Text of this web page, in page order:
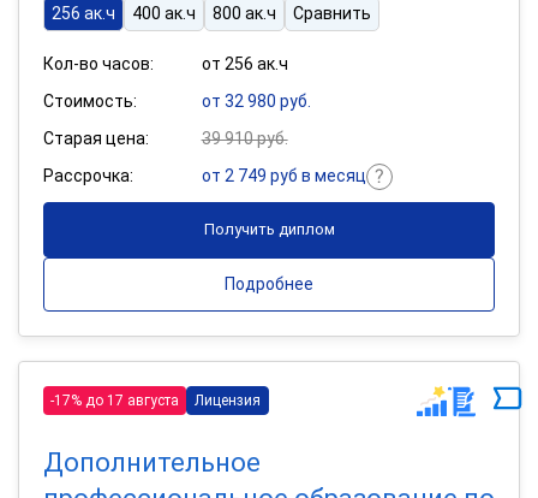
256 ак.ч
400 ак.ч 800 ак.ч Сравнить
Кол-во часов:
от 256 ак.ч
Стоимость:
от 32 980 руб.
Старая цена:
39 910 руб.
Рассрочка:
от 2 749 руб в месяц
Получить диплом
Подробнее
-17% до 17 августа Лицензия
Дополнительное